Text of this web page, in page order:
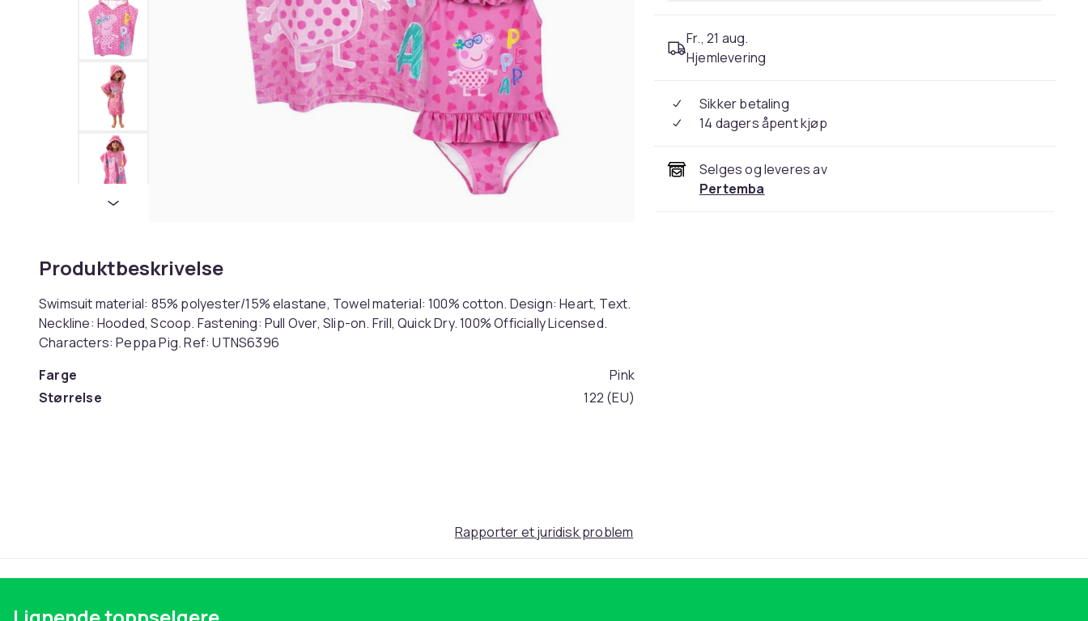
Produktbeskrivelse
Swimsuit material: 85% polyester/15% elastane, Towel material: 100% cotton. Design: Heart, Text.
Neckline: Hooded, Scoop. Fastening: Pull Over, Slip-on. Frill, Quick Dry. 100% Officially Licensed.
Characters: Peppa Pig. Ref: UTNS6396
Farge
Pink
Størrelse
122 (EU)
Fr., 21 aug.
Hjemlevering
Sikker betaling
14 dagers åpent kjøp
Selges og leveres av
Pertemba
Rapporter et juridisk problem